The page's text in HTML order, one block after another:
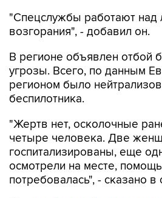
"Спецслужбы работают над
возгорания", - добавил он.
В регионе объявлен отбой
угрозы. Всего, по данным
регионом было
беспилотника.
"Жертв нет, осколочные
четыре человека. Две
госпитализированы, еще
осмотрели на месте,
потребовалась", - сказано